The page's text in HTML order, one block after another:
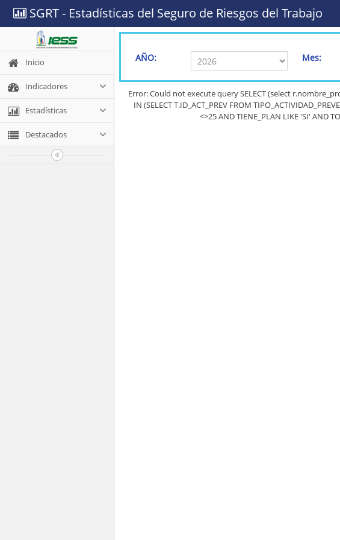
SGRT - Estadísticas del Seguro de Riesgos del Trabajo
Inicio
Indicadores
Estadísticas
Destacados
AÑO: Mes:
Error: Could not execute query SELECT (select
IN (SELECT T.ID_ACT_PREV FROM
<>25 AND TIENE_PLAN LIKE 'SI' AND